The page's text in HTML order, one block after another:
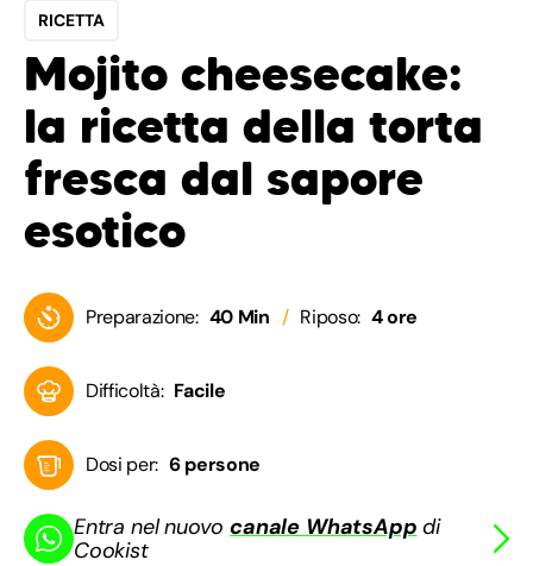
RICETTA
Mojito cheesecake:
la ricetta della torta
fresca dal sapore
esotico
Preparazione: 40 Min Riposo: 4 ore
Difficoltà: Facile
Dosi per: 6 persone
Entra nel nuovocanale WhatsApp di
Cookist